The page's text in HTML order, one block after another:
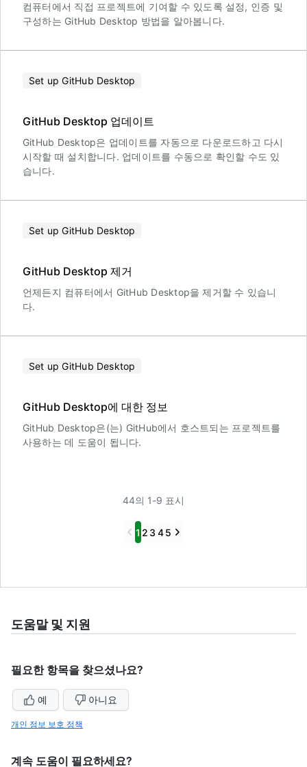
컴퓨터에서 직접 프로젝트에 기여할 수 있도록 설정, 인증 및
구성하는 GitHub Desktop 방법을 알아봅니다.
Set up GitHub Desktop
GitHub Desktop 업데이트
GitHub Desktop은 업데이트를 자동으로 다운로드하고 다시
시작할 때 설치합니다. 업데이트를 수동으로 확인할 수도 있
습니다.
Set up GitHub Desktop
GitHub Desktop 제거
언제든지 컴퓨터에서 GitHub Desktop을 제거할 수 있습니
다.
Set up GitHub Desktop
GitHub Desktop에 대한 정보
GitHub Desktop은(는) GitHub에서 호스트되는 프로젝트를
사용하는 데 도움이 됩니다.
44의 1-9 표시
Previous
1 2 3 45 Next
도움말 및 지원
필요한 항목을 찾으셨나요?
예 아니요
개인 정보 보호 정책
계속 도움이 필요하세요?